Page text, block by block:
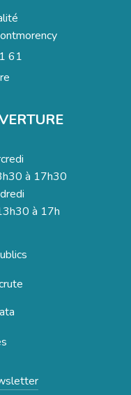
61
à 17h30
à 17h